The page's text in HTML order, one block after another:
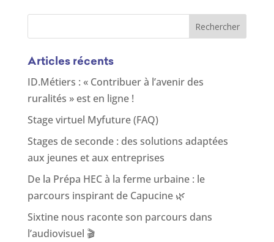
Articles récents
ID.Métiers : « Contribuer à l’avenir des
ruralités » est en ligne !
Stage virtuel Myfuture (FAQ)
Stages de seconde : des solutions adaptées
aux jeunes et aux entreprises
De la Prépa HEC à la ferme urbaine : le
parcours inspirant de Capucine 🌿
Sixtine nous raconte son parcours dans
l’audiovisuel 🎬